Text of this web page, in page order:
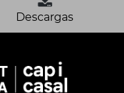
Descargas